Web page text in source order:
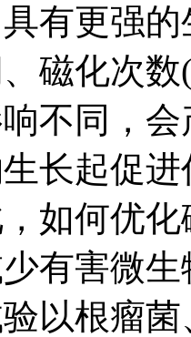
有更强
磁化次
不同，
长起促
如何优
有害微
以根瘤